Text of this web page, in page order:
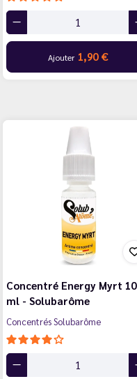
Ajouter 1,90 €
Concentré Energy Myrt 10
ml - Solubarôme
Concentrés Solubarôme